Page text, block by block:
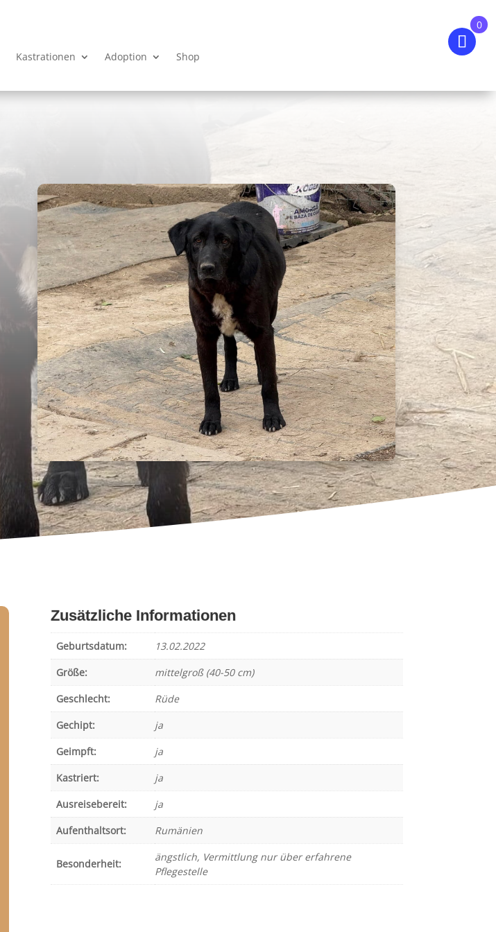
Kastrationen Adoption Shop
0
Zusätzliche Informationen
Geburtsdatum:
13.02.2022
Größe:
mittelgroß (40-50 cm)
Geschlecht:
Rüde
Gechipt:
ja
Geimpft:
ja
Kastriert:
ja
Ausreisebereit:
ja
Aufenthaltsort:
Rumänien
Besonderheit:
ängstlich, Vermittlung nur über erfahrene
Pflegestelle